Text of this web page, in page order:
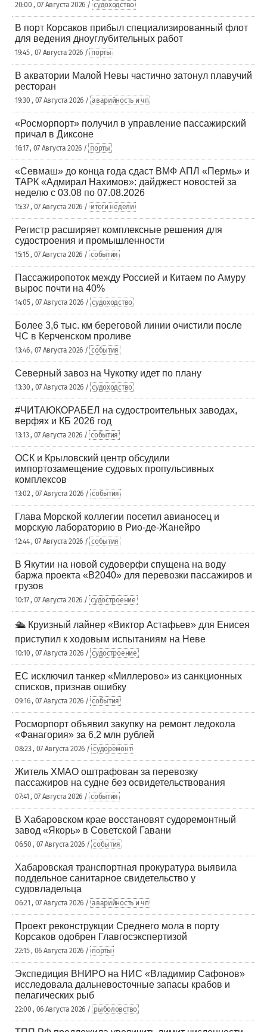
20:00 , 07 Августа 2026 / судоходство
В порт Корсаков прибыл специализированный флот
для ведения дноуглубительных работ
19:45 , 07 Августа 2026 / порты
В акватории Малой Невы частично затонул плавучий
ресторан
19:30 , 07 Августа 2026 / аварийность и чп
«Росморпорт» получил в управление пассажирский
причал в Диксоне
16:17 , 07 Августа 2026 / порты
«Севмаш» до конца года сдаст ВМФ АПЛ «Пермь» и
ТАРК «Адмирал Нахимов»: дайджест новостей за
неделю с 03.08 по 07.08.2026
15:37 , 07 Августа 2026 / итоги недели
Регистр расширяет комплексные решения для
судостроения и промышленности
15:15 , 07 Августа 2026 / события
Пассажиропоток между Россией и Китаем по Амуру
вырос почти на 40%
14:05 , 07 Августа 2026 / судоходство
Более 3,6 тыс. км береговой линии очистили после
ЧС в Керченском проливе
13:46 , 07 Августа 2026 / события
Северный завоз на Чукотку идет по плану
13:30 , 07 Августа 2026 / судоходство
#ЧИТАЮКОРАБЕЛ на судостроительных заводах,
верфях и КБ 2026 год
13:13 , 07 Августа 2026 / события
ОСК и Крыловский центр обсудили
импортозамещение судовых пропульсивных
комплексов
13:02 , 07 Августа 2026 / события
Глава Морской коллегии посетил авианосец и
морскую лабораторию в Рио-де-Жанейро
12:44 , 07 Августа 2026 / события
В Якутии на новой судоверфи спущена на воду
баржа проекта «В2040» для перевозки пассажиров и
грузов
10:17 , 07 Августа 2026 / судостроение
🛳️ Круизный лайнер «Виктор Астафьев» для Енисея
приступил к ходовым испытаниям на Неве
10:10 , 07 Августа 2026 / судостроение
ЕС исключил танкер «Миллерово» из санкционных
списков, признав ошибку
09:16 , 07 Августа 2026 / события
Росморпорт объявил закупку на ремонт ледокола
«Фанагория» за 6,2 млн рублей
08:23 , 07 Августа 2026 / судоремонт
Житель ХМАО оштрафован за перевозку
пассажиров на судне без освидетельствования
07:41 , 07 Августа 2026 / события
В Хабаровском крае восстановят судоремонтный
завод «Якорь» в Советской Гавани
06:50 , 07 Августа 2026 / события
Хабаровская транспортная прокуратура выявила
поддельное санитарное свидетельство у
судовладельца
06:21 , 07 Августа 2026 / аварийность и чп
Проект реконструкции Среднего мола в порту
Корсаков одобрен Главгосэкспертизой
22:15 , 06 Августа 2026 / порты
Экспедиция ВНИРО на НИС «Владимир Сафонов»
исследовала дальневосточные запасы крабов и
пелагических рыб
22:00 , 06 Августа 2026 / рыболовство